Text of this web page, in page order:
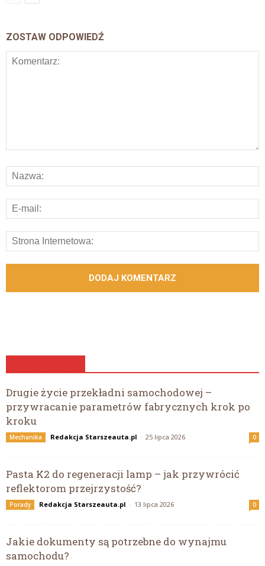
ZOSTAW ODPOWIEDŹ
Drugie życie przekładni samochodowej –
przywracanie parametrów fabrycznych krok po
kroku
Mechanika Redakcja Starszeauta.pl - 25 lipca 2026 0
Pasta K2 do regeneracji lamp – jak przywrócić
reflektorom przejrzystość?
Porady Redakcja Starszeauta.pl - 13 lipca 2026 0
Jakie dokumenty są potrzebne do wynajmu
samochodu?